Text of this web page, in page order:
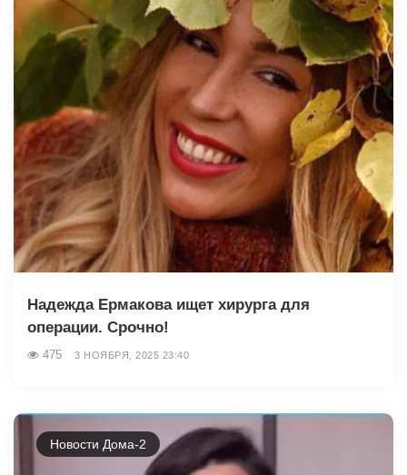
Надежда Ермакова ищет хирурга для
операции. Срочно!
475 3 НОЯБРЯ, 2025 23:40
Новости Дома-2